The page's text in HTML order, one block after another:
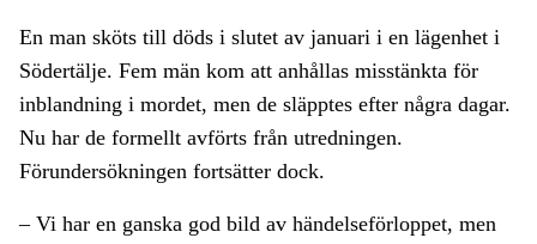
En man sköts till döds i slutet av januari i en lägenhet i
Södertälje. Fem män kom att anhållas misstänkta för
inblandning i mordet, men de släpptes efter några dagar.
Nu har de formellt avförts från utredningen.
Förundersökningen fortsätter dock.
– Vi har en ganska god bild av händelseförloppet, men